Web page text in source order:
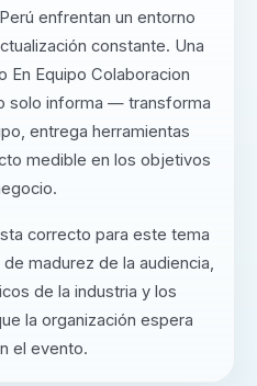
enfrentan un entorno
constante. Una
En Equipo Colaboracion
solo informa — transforma
entrega herramientas
medible en los objetivos
correcto para este tema
madurez de la audiencia,
de la industria y los
la organización espera
el evento.